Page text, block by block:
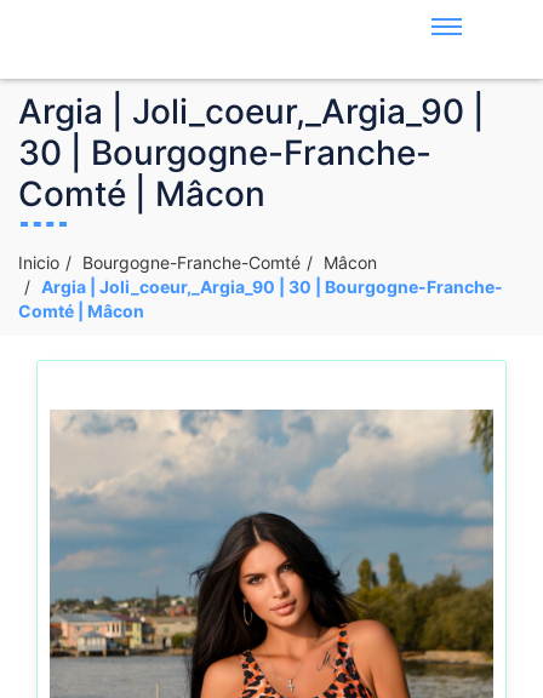
Argia | Joli_coeur,_Argia_90 |
30 | Bourgogne-Franche-
Comté | Mâcon
Inicio Bourgogne-Franche-Comté
Mâcon
Argia | Joli_coeur,_Argia_90 | 30 | Bourgogne-Franche-
Comté | Mâcon